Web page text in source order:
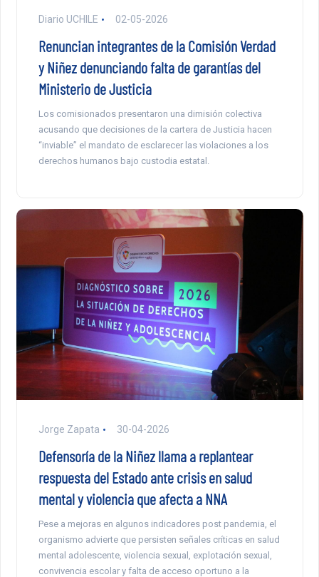
Diario UCHILE 02-05-2026
Renuncian integrantes de la Comisión Verdad
y Niñez denunciando falta de garantías del
Ministerio de Justicia
Los comisionados presentaron una dimisión colectiva
acusando que decisiones de la cartera de Justicia hacen
“inviable” el mandato de esclarecer las violaciones a los
derechos humanos bajo custodia estatal.
Jorge Zapata 30-04-2026
Defensoría de la Niñez llama a replantear
respuesta del Estado ante crisis en salud
mental y violencia que afecta a NNA
Pese a mejoras en algunos indicadores post pandemia, el
organismo advierte que persisten señales críticas en salud
mental adolescente, violencia sexual, explotación sexual,
convivencia escolar y falta de acceso oportuno a la